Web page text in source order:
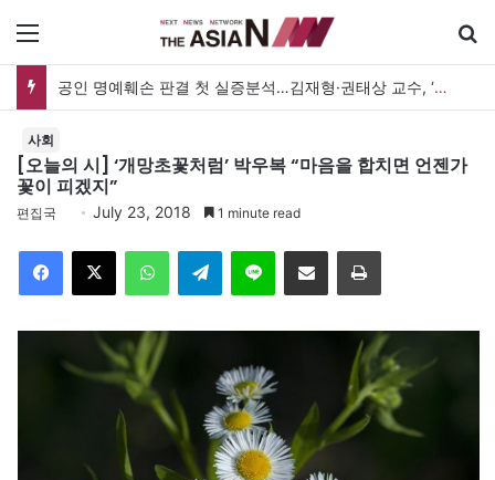
공인 명예훼손 판결 첫 실증분석…김재형·권태상 교수, ‘공인 보도준칙’ 제안도
사회
[오늘의 시] ‘개망초꽃처럼’ 박우복 “마음을 합치면 언젠가
꽃이 피겠지”
편집국 July 23, 2018 1 minute read
Telegram 이메일